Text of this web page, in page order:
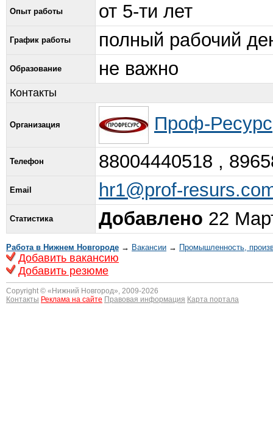
Опыт работы от 5-ти лет
График работы полный рабочий
Образование не важно
Контакты
Организация Проф-
Телефон 88004440518 ,
Email hr1@prof-
Статистика Добавлено 22
Работа в Нижнем Новгороде → Вакансии → Промышленность,
Добавить вакансию
Добавить резюме
Copyright © « Нижний Новгород», 2009-2026
Контакты Реклама на сайте Правовая информация Карта портала